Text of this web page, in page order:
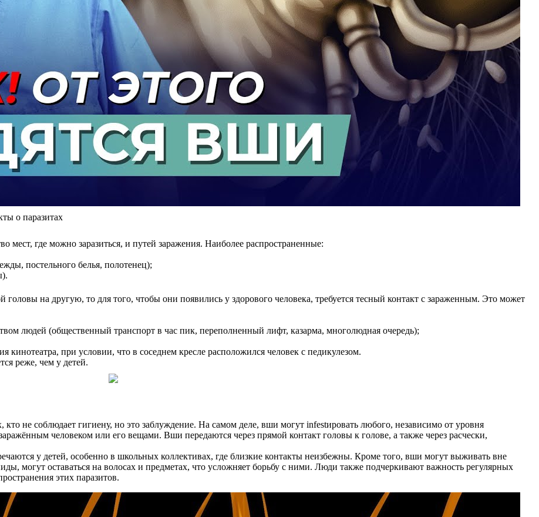
о паразитах
мест, где можно заразиться, и путей заражения. Наиболее распространенные:
постельного белья, полотенец);
на другую, то для того, чтобы они появились у здорового человека, требуется тесный контакт с зараженным. Это может
людей (общественный транспорт в час пик, переполненный лифт, казарма, многолюдная очередь);
кинотеатра, при условии, что в соседнем кресле расположился человек с педикулезом.
реже, чем у детей.
не соблюдает гигиену, но это заблуждение. На самом деле, вши могут infestировать любого, независимо от уровня
человеком или его вещами. Вши передаются через прямой контакт головы к голове, а также через расчески,
у детей, особенно в школьных коллективах, где близкие контакты неизбежны. Кроме того, вши могут выживать вне
могут оставаться на волосах и предметах, что усложняет борьбу с ними. Люди также подчеркивают важность регулярных
этих паразитов.